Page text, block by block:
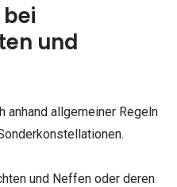
und
anhand allgemeiner Regeln
und Neffen oder deren